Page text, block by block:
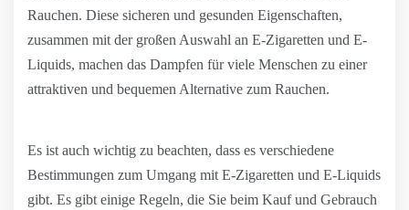
Rauchen. Diese sicheren und gesunden Eigenschaften,
zusammen mit der großen Auswahl an E-Zigaretten und E-
Liquids, machen das Dampfen für viele Menschen zu einer
attraktiven und bequemen Alternative zum Rauchen.
Es ist auch wichtig zu beachten, dass es verschiedene
Bestimmungen zum Umgang mit E-Zigaretten und E-Liquids
gibt. Es gibt einige Regeln, die Sie beim Kauf und Gebrauch